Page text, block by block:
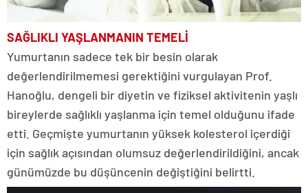
SAĞLIKLI YAŞLANMANIN TEMELİ
Yumurtanın sadece tek bir besin olarak
değerlendirilmemesi gerektiğini vurgulayan Prof.
Hanoğlu, dengeli bir diyetin ve fiziksel aktivitenin yaşlı
bireylerde sağlıklı yaşlanma için temel olduğunu ifade
etti. Geçmişte yumurtanın yüksek kolesterol içerdiği
için sağlık açısından olumsuz değerlendirildiğini, ancak
günümüzde bu düşüncenin değiştiğini belirtti.